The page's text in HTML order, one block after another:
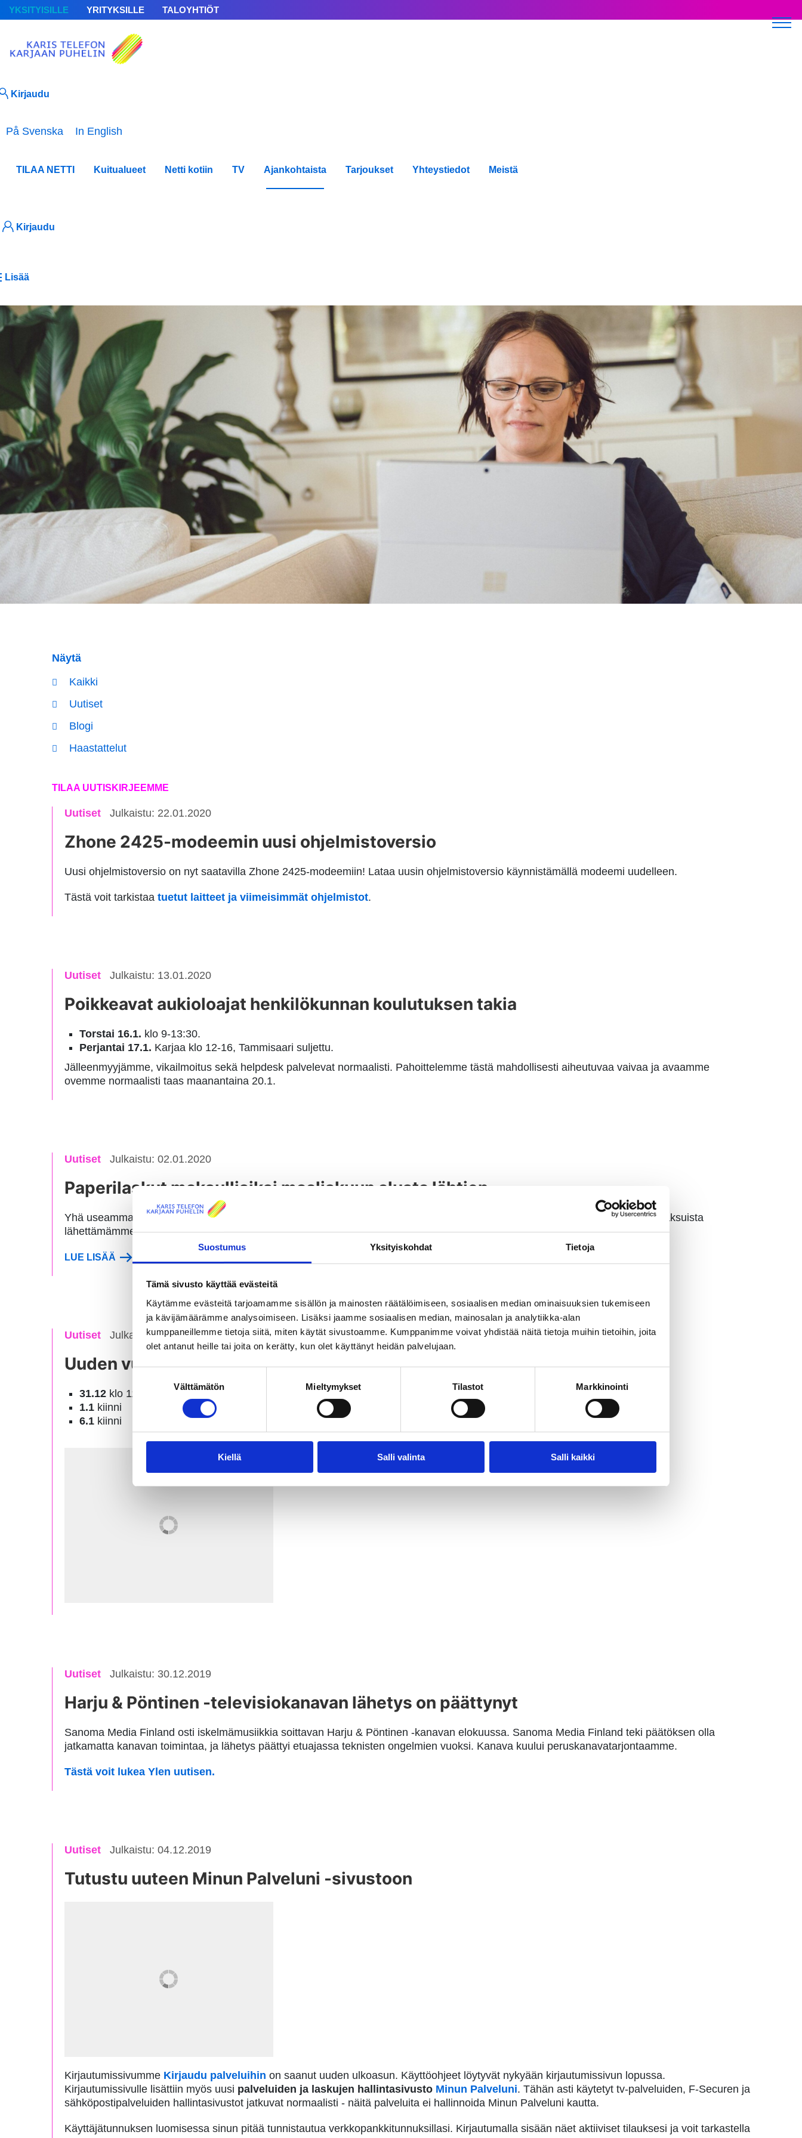
Suostumus Yksityiskohdat Tietoja
Tämä sivusto käyttää evästeitä
Käytämme evästeitä tarjoamamme sisällön ja mainosten räätälöimiseen, sosiaalisen median ominaisuuksien tukemiseen
ja kävijämäärämme analysoimiseen. Lisäksi jaamme sosiaalisen median, mainosalan ja analytiikka-alan
kumppaneillemme tietoja siitä, miten käytät sivustoamme. Kumppanimme voivat yhdistää näitä tietoja muihin tietoihin, joita
olet antanut heille tai joita on kerätty, kun olet käyttänyt heidän palvelujaan.
Välttämätön Mieltymykset Tilastot Markkinointi
Kiellä Salli valinta Salli kaikki
YKSITYISILLE YRITYKSILLE TALOYHTIÖT
Kirjaudu
Valitse kieli
På Svenska In English
TILAA NETTI Kuitualueet Netti kotiin TV Ajankohtaista Tarjoukset Yhteystiedot Meistä
Kirjaudu
Lisää
Näytä
Kaikki
Uutiset
Blogi
Haastattelut
TILAA UUTISKIRJEEMME
Uutiset Julkaistu: 22.01.2020
Zhone 2425-modeemin uusi ohjelmistoversio
Uusi ohjelmistoversio on nyt saatavilla Zhone 2425-modeemiin! Lataa uusin ohjelmistoversio käynnistämällä modeemi uudelleen.
Tästä voit tarkistaa tuetut laitteet ja viimeisimmät ohjelmistot.
Uutiset Julkaistu: 13.01.2020
Poikkeavat aukioloajat henkilökunnan koulutuksen takia
Torstai 16.1. klo 9-13:30.
Perjantai 17.1. Karjaa klo 12-16, Tammisaari suljettu.
Jälleenmyyjämme, vikailmoitus sekä helpdesk palvelevat normaalisti. Pahoittelemme tästä mahdollisesti aiheutuvaa vaivaa ja avaamme
ovemme normaalisti taas maanantaina 20.1.
Uutiset Julkaistu: 02.01.2020
Paperilaskut maksullisiksi maaliskuun alusta lähtien
Yhä useamman asiakkaamme siirryttyä paperittomiin laskuihin ja postimaksujen kallistuessa muuttuvat palveluiden kuukausimaksuista
lähettämämme paperilaskut ja suoramaksujen ennakkoilmoitukset maksullisiksi.
LUE LISÄÄ
Uutiset Julkaistu: 31.12.2019
Uuden vuoden poikkeavat aukioloajat
31.12 klo 11-14
1.1 kiinni
6.1 kiinni
Uutiset Julkaistu: 30.12.2019
Harju & Pöntinen -televisiokanavan lähetys on päättynyt
Sanoma Media Finland osti iskelmämusiikkia soittavan Harju & Pöntinen -kanavan elokuussa. Sanoma Media Finland teki päätöksen olla
jatkamatta kanavan toimintaa, ja lähetys päättyi etuajassa teknisten ongelmien vuoksi. Kanava kuului peruskanavatarjontaamme.
Tästä voit lukea Ylen uutisen.
Uutiset Julkaistu: 04.12.2019
Tutustu uuteen Minun Palveluni -sivustoon
Kirjautumissivumme Kirjaudu palveluihin on saanut uuden ulkoasun. Käyttöohjeet löytyvät nykyään kirjautumissivun lopussa.
Kirjautumissivulle lisättiin myös uusi palveluiden ja laskujen hallintasivusto Minun Palveluni. Tähän asti käytetyt tv-palveluiden, F-Securen ja
sähköpostipalveluiden hallintasivustot jatkuvat normaalisti - näitä palveluita ei hallinnoida Minun Palveluni kautta.
Käyttäjätunnuksen luomisessa sinun pitää tunnistautua verkkopankkitunnuksillasi. Kirjautumalla sisään näet aktiiviset tilauksesi ja voit tarkastella